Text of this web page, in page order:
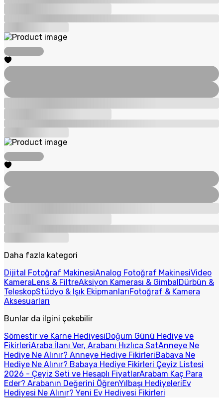
Daha fazla kategori
Dijital Fotoğraf MakinesiAnalog Fotoğraf MakinesiVideo
KameraLens & FiltreAksiyon Kamerası & GimbalDürbün &
TeleskopStüdyo & Işık EkipmanlarıFotoğraf & Kamera
Aksesuarları
Bunlar da ilgini çekebilir
Sömestir ve Karne HediyesiDoğum Günü Hediye ve
FikirleriAraba İlanı Ver, Arabanı Hızlıca SatAnneye Ne
Hediye Ne Alınır? Anneye Hediye FikirleriBabaya Ne
Hediye Ne Alınır? Babaya Hediye Fikirleri Çeyiz Listesi
2026 - Çeyiz Seti ve Hesaplı FiyatlarArabam Kaç Para
Eder? Arabanın Değerini ÖğrenYılbaşı HediyeleriEv
Hediyesi Ne Alınır? Yeni Ev Hediyesi Fikirleri